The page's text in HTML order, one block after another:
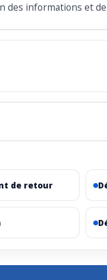
des informations et
de retour